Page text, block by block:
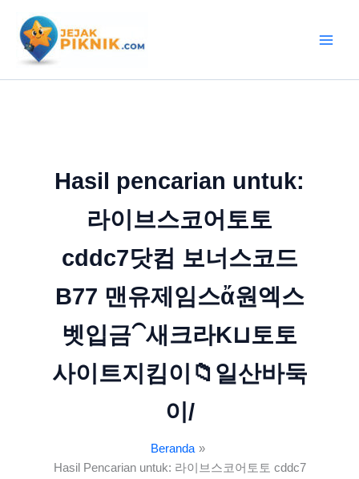
konten
Hasil pencarian untuk:
라이브스코어토토
cddc7닷컴 보너스코드
B77 맨유제임스ἄ원엑스
벳입금⁀새크라K⊔토토
사이트지킴이📁일산바둑
이/
Beranda
Hasil Pencarian untuk: 라이브스코어토토 cddc7